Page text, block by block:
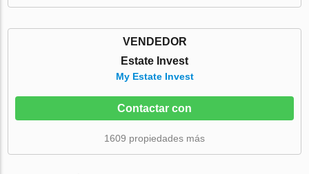
VENDEDOR
Estate Invest
My Estate Invest
Contactar con
1609 propiedades más